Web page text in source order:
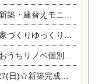
ニター募集個別相談会
りじっくり個別相談会
リノベ個別相談会
見学会 in一宮市あずら